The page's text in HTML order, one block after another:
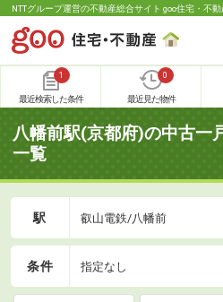
NTTグループ運営の不動産総合サイト goo住宅・不動
1
最近検索した条件
0
最近見た物件
八幡前駅(京都府)の中古一
一覧
駅 叡山電鉄/八幡前
条件 指定なし